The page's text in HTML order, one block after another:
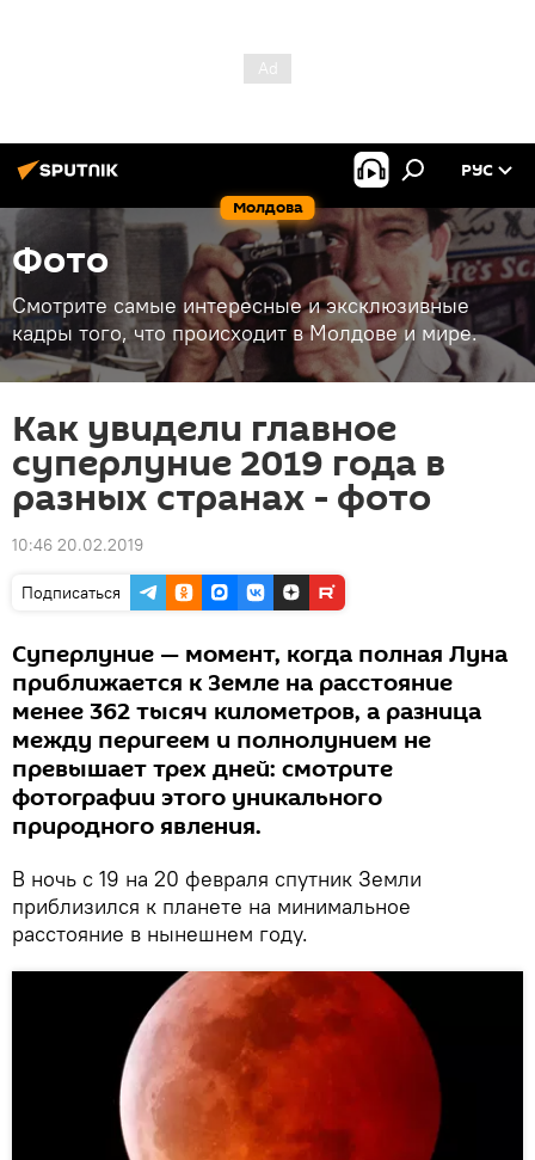
Молдова
РУС
Фото
Смотрите самые интересные и эксклюзивные
кадры того, что происходит в Молдове и мире.
Как увидели главное
суперлуние 2019 года в
разных странах - фото
10:46 20.02.2019
Подписаться
Суперлуние — момент, когда полная Луна
приближается к Земле на расстояние
менее 362 тысяч километров, а разница
между перигеем и полнолунием не
превышает трех дней: смотрите
фотографии этого уникального
природного явления.
В ночь с 19 на 20 февраля спутник Земли
приблизился к планете на минимальное
расстояние в нынешнем году.